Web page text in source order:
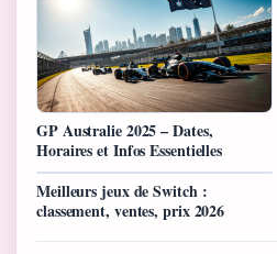
GP Australie 2025 – Dates,
Horaires et Infos Essentielles
Meilleurs jeux de Switch :
classement, ventes, prix 2026